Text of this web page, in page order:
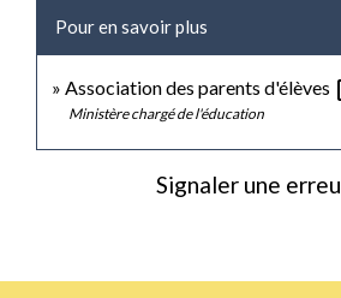
Pour en savoir plus
Association des parents d'élèves
Ministère chargé de l'éducation
Signaler une